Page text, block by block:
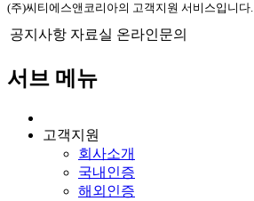
(주)씨티에스앤코리아의 고객지원 서비스입니다.
공지사항 자료실 온라인문의
서브 메뉴
고객지원
회사소개
국내인증
해외인증